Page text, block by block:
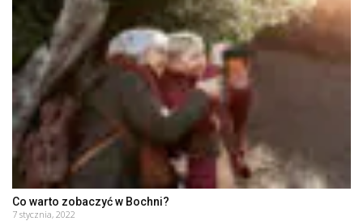
Co warto zobaczyć w Bochni?
7 stycznia, 2022